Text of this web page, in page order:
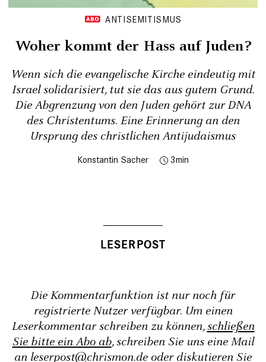
ANTISEMITISMUS
Woher kommt der Hass auf Juden?
Wenn sich die evangelische Kirche eindeutig mit
Israel solidarisiert, tut sie das aus gutem Grund.
Die Abgrenzung von den Juden gehört zur DNA
des Chris­tentums. Eine Erinnerung an den
Ursprung des christlichen Antijudaismus
Konstantin Sacher 3
Die Kommentarfunktion ist nur noch für
registrierte Nutzer verfügbar. Um einen
Leserkommentar schreiben zu können,schließen
Sie bitte ein Abo ab, schreiben Sie uns eine Mail
an leserpost@chrismon.de oder diskutieren Sie